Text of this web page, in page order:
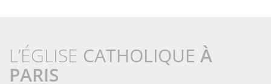
L’ÉGLISE CATHOLIQUE À
PARIS